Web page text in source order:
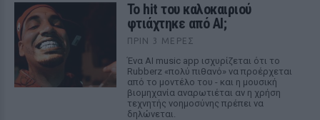
Το hit του καλοκαιριού
φτιάχτηκε από AI;
ΠΡΙΝ 3 ΜΈΡΕΣ
Ένα AI music app ισχυρίζεται ότι το
Rubberz «πολύ πιθανό» να προέρχεται
από το μοντέλο του - και η μουσική
βιομηχανία αναρωτιέται αν η χρήση
τεχνητής νοημοσύνης πρέπει να
δηλώνεται.